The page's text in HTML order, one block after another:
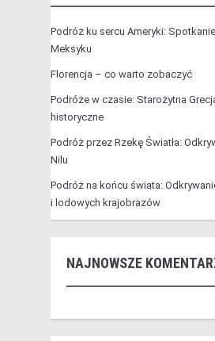
Podróż ku sercu Ameryki:
Meksyku
Florencja – co warto zobaczyć
Podróże w czasie: Starożytna
historyczne
Podróż przez Rzekę Światła:
Nilu
Podróż na końcu świata:
i lodowych krajobrazów
NAJNOWSZE